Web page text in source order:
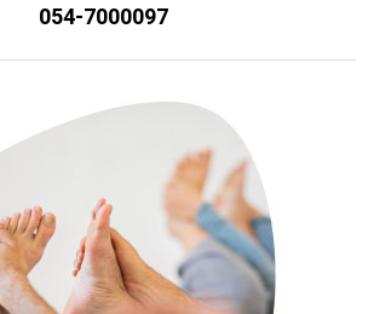
054-7000097